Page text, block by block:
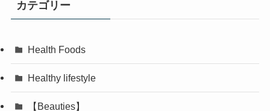
カテゴリー
Health Foods
Healthy lifestyle
【Beauties】